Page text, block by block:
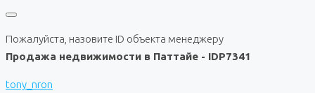
Пожалуйста, назовите ID объекта менеджеру
Продажа недвижимости в Паттайе - IDP7341
tony_nron